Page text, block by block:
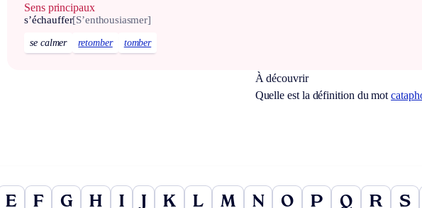
Sens principaux
s’échauffer[S’enthousiasmer]
se calmer retomber tomber
À découvrir
Quelle est la définition du mot
E F G H I K L M N O P Q R S